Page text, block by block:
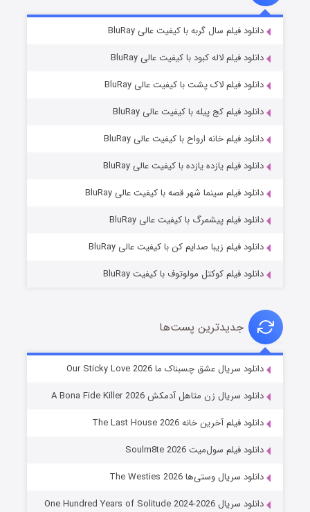
قسمت۶ (زیرنویس) منتشر شد
شوهر
دانلود فیلم سال گربه با کیفیت عالی BluRay
دانلود فیلم لاله کبود با کیفیت عالی BluRay
دانلود فیلم لاک پشت با کیفیت عالی BluRay
دانلود فیلم کج‌ پیله با کیفیت عالی BluRay
دانلود فیلم خانه ارواح با کیفیت عالی BluRay
دانلود فیلم یازده یازده با کیفیت عالی BluRay
دانلود فیلم سینما شهر قصه با کیفیت عالی BluRay
دانلود فیلم پیشمرگ با کیفیت عالی BluRay
دانلود فیلم زیبا صدایم کن با کیفیت عالی BluRay
دانلود فیلم کوکتل مولوتوف با کیفیت BluRay
جدیدترین پست‌ها
دانلود سریال عشق چسبناک ما Our Sticky Love 2026
دانلود سریال زن متاهل آدمکش A Bona Fide Killer 2026
دانلود فیلم آخرین خانه The Last House 2026
دانلود فیلم سول‌میت Soulm8te 2026
دانلود سریال وستی‌ها The Westies 2026
دانلود سریال One Hundred Years of Solitude 2024-2026